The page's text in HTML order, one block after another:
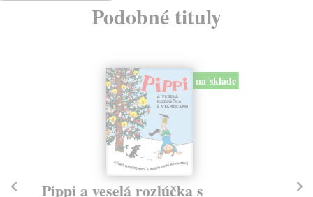
Podobné tituly
na sklade
Pippi a veselá rozlúčka s